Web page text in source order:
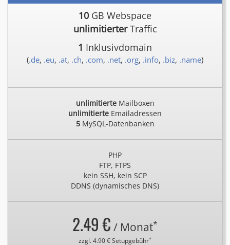
10 GB Webspace
unlimitierterTraffic
1 Inklusivdomain
(.de, .eu, .at, .ch, .com, .net, .org, .info, .biz, .name)
unlimitierteMailboxen
unlimitierte Emailadressen
5MySQL-Datenbanken
PHP
FTP, FTPS
kein SSH, kein SCP
DDNS (dynamisches DNS)
2.49 € / Monat*
zzgl. 4.90 € Setupgebühr*